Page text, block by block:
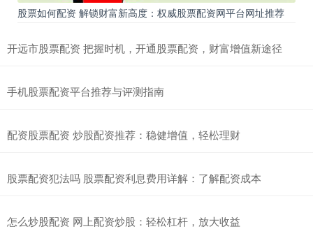
股票如何配资 解锁财富新高度：权威股票配资网平台网址推荐
开远市股票配资 把握时机，开通股票配资，财富增值新途径
手机股票配资平台推荐与评测指南
配资股票配资 炒股配资推荐：稳健增值，轻松理财
股票配资犯法吗 股票配资利息费用详解：了解配资成本
怎么炒股配资 网上配资炒股：轻松杠杆，放大收益